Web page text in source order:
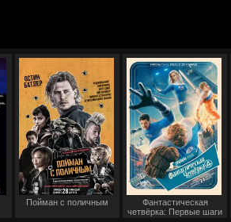
Пойман с поличным
Фантастическая
четвёрка: Первые шаги